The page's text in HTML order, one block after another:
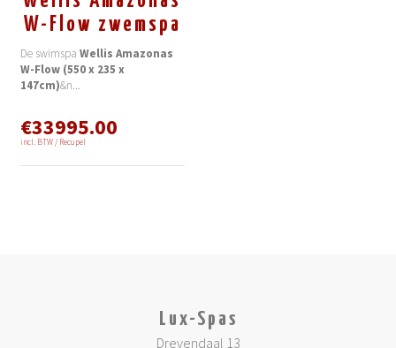
W-Flow zwemspa
De swimspa Wellis Amazonas
W-Flow (550 x 235 x
147cm)&n...
€33995.00
incl. BTW / Recupel
Lux-Spas
Drevendaal 13